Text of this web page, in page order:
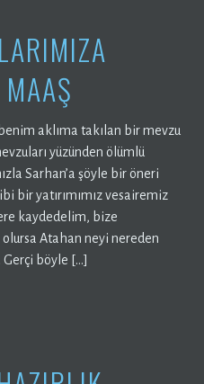
aklıma takılan bir mevzu
yüzünden ölümlü
Sarhan’a şöyle bir öneri
bir yatırımımız vesairemiz
kaydedelim, bize
Atahan neyi nereden
Gerçi böyle […]